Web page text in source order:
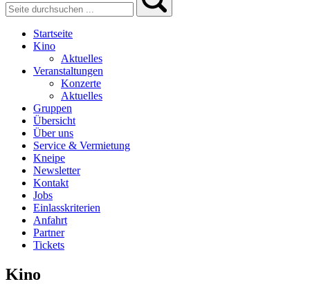
Startseite
Kino
Aktuelles
Veranstaltungen
Konzerte
Aktuelles
Gruppen
Übersicht
Über uns
Service & Vermietung
Kneipe
Newsletter
Kontakt
Jobs
Einlasskriterien
Anfahrt
Partner
Tickets
Kino